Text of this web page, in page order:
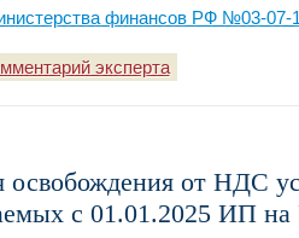
финансов РФ №03-07-
эксперта
освобождения от НДС
с 01.01.2025 ИП